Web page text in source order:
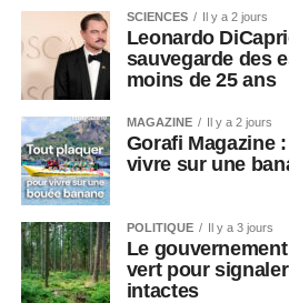
SCIENCES Il y a 2 jours
Leonardo
sauvegarde des
moins de 25 ans
MAGAZINE Il y a 2 jours
Gorafi Magazine
vivre sur une
POLITIQUE Il y a 3 jours
Le
vert pour
intactes